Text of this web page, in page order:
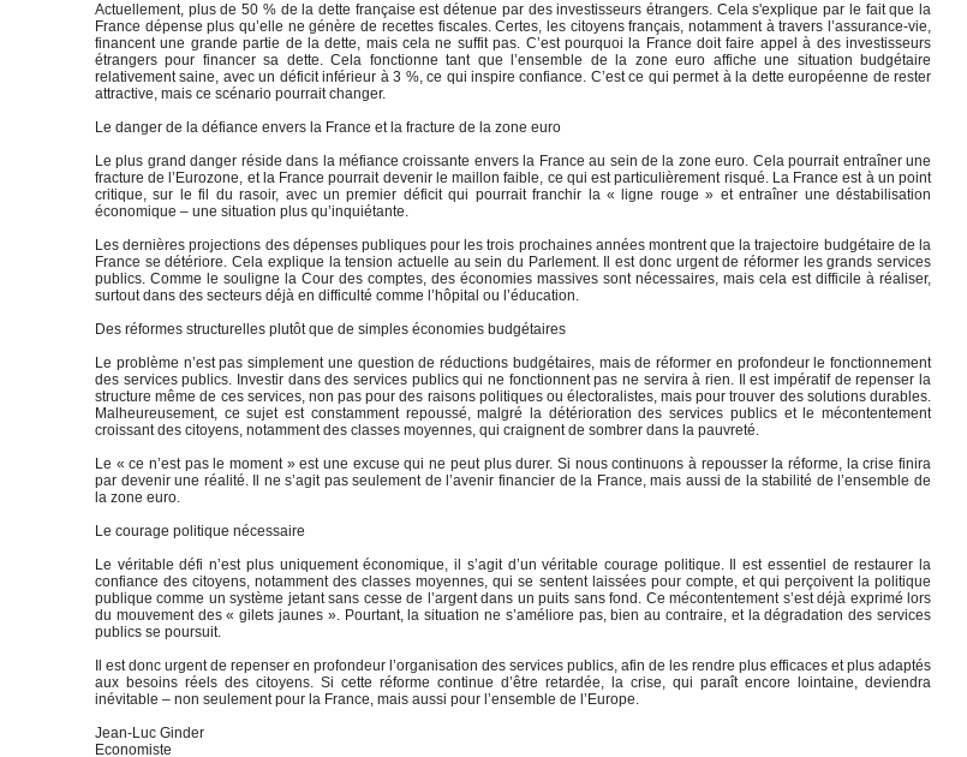
Actuellement, plus de 50 % de la dette française est détenue par des investisseurs étrangers. Cela s'explique par le fait que la
France dépense plus qu’elle ne génère de recettes fiscales. Certes, les citoyens français, notamment à travers l’assurance-vie,
financent une grande partie de la dette, mais cela ne suffit pas. C’est pourquoi la France doit faire appel à des investisseurs
étrangers pour financer sa dette. Cela fonctionne tant que l’ensemble de la zone euro affiche une situation budgétaire
relativement saine, avec un déficit inférieur à 3 %, ce qui inspire confiance. C’est ce qui permet à la dette européenne de rester
attractive, mais ce scénario pourrait changer.
Le danger de la défiance envers la France et la fracture de la zone euro
Le plus grand danger réside dans la méfiance croissante envers la France au sein de la zone euro. Cela pourrait entraîner une
fracture de l’Eurozone, et la France pourrait devenir le maillon faible, ce qui est particulièrement risqué. La France est à un point
critique, sur le fil du rasoir, avec un premier déficit qui pourrait franchir la « ligne rouge » et entraîner une déstabilisation
économique – une situation plus qu’inquiétante.
Les dernières projections des dépenses publiques pour les trois prochaines années montrent que la trajectoire budgétaire de la
France se détériore. Cela explique la tension actuelle au sein du Parlement. Il est donc urgent de réformer les grands services
publics. Comme le souligne la Cour des comptes, des économies massives sont nécessaires, mais cela est difficile à réaliser,
surtout dans des secteurs déjà en difficulté comme l’hôpital ou l’éducation.
Des réformes structurelles plutôt que de simples économies budgétaires
Le problème n’est pas simplement une question de réductions budgétaires, mais de réformer en profondeur le fonctionnement
des services publics. Investir dans des services publics qui ne fonctionnent pas ne servira à rien. Il est impératif de repenser la
structure même de ces services, non pas pour des raisons politiques ou électoralistes, mais pour trouver des solutions durables.
Malheureusement, ce sujet est constamment repoussé, malgré la détérioration des services publics et le mécontentement
croissant des citoyens, notamment des classes moyennes, qui craignent de sombrer dans la pauvreté.
Le « ce n’est pas le moment » est une excuse qui ne peut plus durer. Si nous continuons à repousser la réforme, la crise finira
par devenir une réalité. Il ne s’agit pas seulement de l’avenir financier de la France, mais aussi de la stabilité de l’ensemble de
la zone euro.
Le courage politique nécessaire
Le véritable défi n’est plus uniquement économique, il s’agit d’un véritable courage politique. Il est essentiel de restaurer la
confiance des citoyens, notamment des classes moyennes, qui se sentent laissées pour compte, et qui perçoivent la politique
publique comme un système jetant sans cesse de l’argent dans un puits sans fond. Ce mécontentement s’est déjà exprimé lors
du mouvement des « gilets jaunes ». Pourtant, la situation ne s’améliore pas, bien au contraire, et la dégradation des services
publics se poursuit.
Il est donc urgent de repenser en profondeur l’organisation des services publics, afin de les rendre plus efficaces et plus adaptés
aux besoins réels des citoyens. Si cette réforme continue d’être retardée, la crise, qui paraît encore lointaine, deviendra
inévitable – non seulement pour la France, mais aussi pour l’ensemble de l’Europe.
Jean-Luc Ginder
Economiste